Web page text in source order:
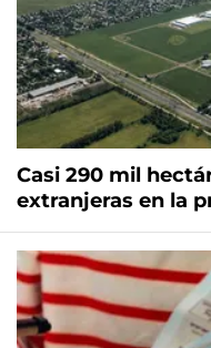
Casi 290 mil
extranjeras en la